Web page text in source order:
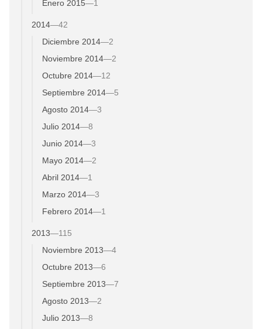
Enero 2015—1
2014—42
Diciembre 2014—2
Noviembre 2014—2
Octubre 2014—12
Septiembre 2014—5
Agosto 2014—3
Julio 2014—8
Junio 2014—3
Mayo 2014—2
Abril 2014—1
Marzo 2014—3
Febrero 2014—1
2013—115
Noviembre 2013—4
Octubre 2013—6
Septiembre 2013—7
Agosto 2013—2
Julio 2013—8